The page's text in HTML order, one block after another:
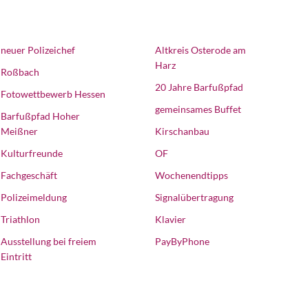
neuer Polizeichef
Roßbach
Fotowettbewerb Hessen
Barfußpfad Hoher
Meißner
Kulturfreunde
Fachgeschäft
Polizeimeldung
Triathlon
Ausstellung bei freiem
Eintritt
Altkreis Osterode am
Harz
20 Jahre Barfußpfad
gemeinsames Buffet
Kirschanbau
OF
Wochenendtipps
Signalübertragung
Klavier
PayByPhone